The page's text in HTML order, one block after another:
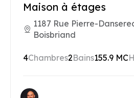
Maison à étages
1187 Rue Pierre-
Boisbriand
4Chambres2Bains155.9 MC